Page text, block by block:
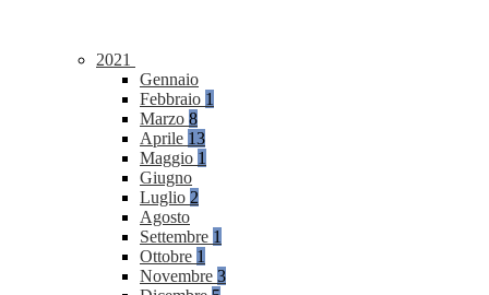
2021
Gennaio
Febbraio 1
Marzo 8
Aprile 13
Maggio 1
Giugno
Luglio 2
Agosto
Settembre 1
Ottobre 1
Novembre 3